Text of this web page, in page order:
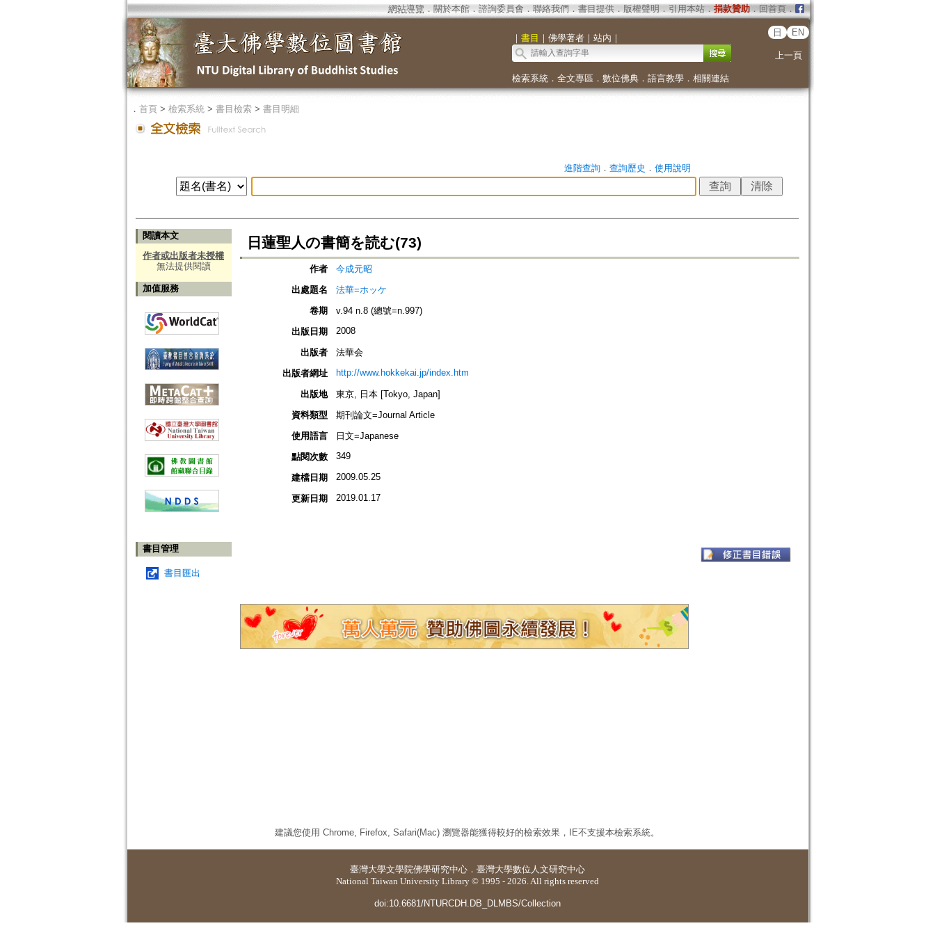
網站導覽 ． 關於本館． 諮詢委員會． 聯絡我們 ． 書目提供． 版權聲明 ． 引用本站． 捐款贊助．回首頁．
｜ 書目 ｜ 佛學著者｜ 站內 ｜
日 EN
上一頁
檢索系統． 全文專區 ． 數位佛典． 語言教學． 相關連結
． 首頁> 檢索系統> 書目檢索> 書目明細
進階查詢． 查詢歷史 ． 使用說明
閱讀本文
作者或出版者未授權
無法提供閱讀
加值服務
書目管理
書目匯出
日蓮聖人の書簡を読む(73)
作者
今成元昭
出處題名
法華=ホッケ
卷期
v.94 n.8 (總號=n.997)
出版日期
2008
出版者
法華会
出版者網址
http://www.hokkekai.jp/index.htm
出版地
東京, 日本 [Tokyo, Japan]
資料類型
期刊論文=Journal Article
使用語言
日文=Japanese
點閱次數
349
建檔日期 2009.05.25
更新日期 2019.01.17
建議您使用 Chrome, Firefox, Safari(Mac) 瀏覽器能獲得較好的檢索效果，IE不支援本檢索系統。
臺灣大學文學院佛學研究中心 ． 臺灣大學數位人文研究中心
National Taiwan University Library © 1995 - 2026. All rights reserved
doi:10.6681/NTURCDH.DB_DLMBS/Collection